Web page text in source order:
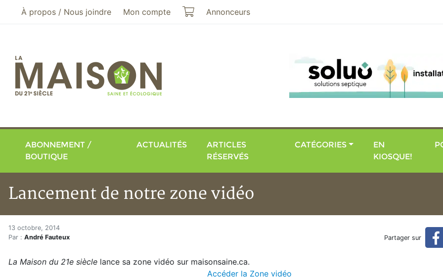
Aller au menu principal
Aller au contenu principal
À propos / Nous joindre Mon compte Mon panier
Annonceurs
ABONNEMENT /
BOUTIQUE
ACTUALITÉS
ARTICLES
RÉSERVÉS
CATÉGORIES
EN
KIOSQUE!
Lancement de notre zone vidéo
Accueil
Articles
Lancement de notre zone vidéo
Lancement de notre zone vidéo
13 octobre, 2014
Par : André Fauteux Partager sur
La Maison du 21e siècle lance sa zone vidéo sur maisonsaine.ca.
Accéder la Zone vidéo